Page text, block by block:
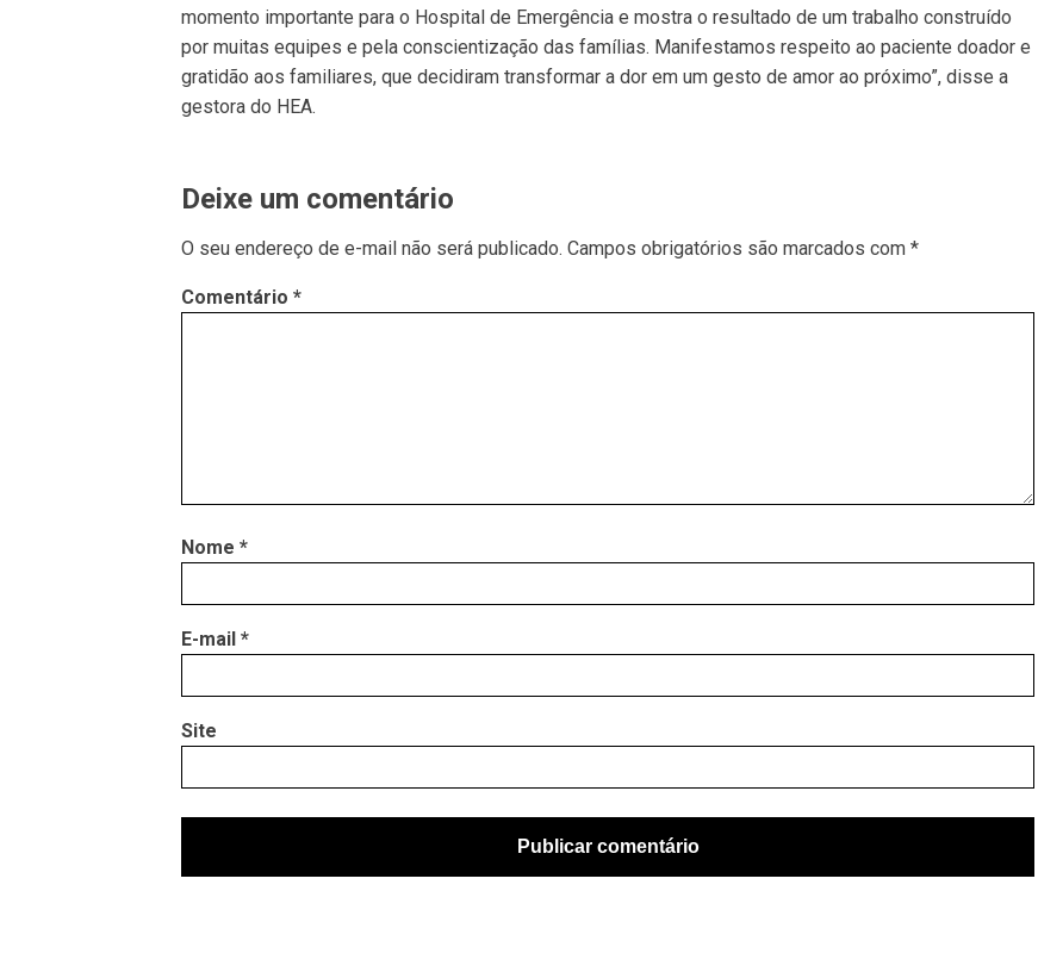
momento importante para o Hospital de Emergência e mostra o resultado de um trabalho construído
por muitas equipes e pela conscientização das famílias. Manifestamos respeito ao paciente doador e
gratidão aos familiares, que decidiram transformar a dor em um gesto de amor ao próximo”, disse a
gestora do HEA.
Deixe um comentário
O seu endereço de e-mail não será publicado. Campos obrigatórios são marcados com *
Comentário *
Nome *
E-mail *
Site